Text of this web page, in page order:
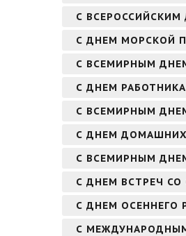
С
С ДНЕМ МОРСКОЙ
С ВСЕМИРНЫМ
С ДНЕМ
С ВСЕМИРНЫМ
С ДНЕМ
С ВСЕМИРНЫМ
С ДНЕМ ВСТРЕЧ
С ДНЕМ ОСЕННЕГО
С